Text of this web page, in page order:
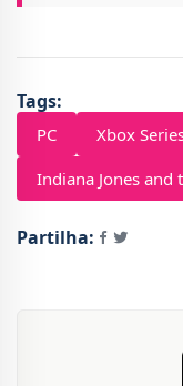
Tags:
PC Xbox
Indiana Jones and
Partilha: